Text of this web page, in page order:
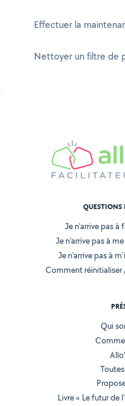
Effectuer la
Nettoyer un filtre de
QUESTIONS
Je n'arrive pas à
Je n'arrive pas à
Je n'arrive pas à
Comment
Qui
Livre « Le futur de